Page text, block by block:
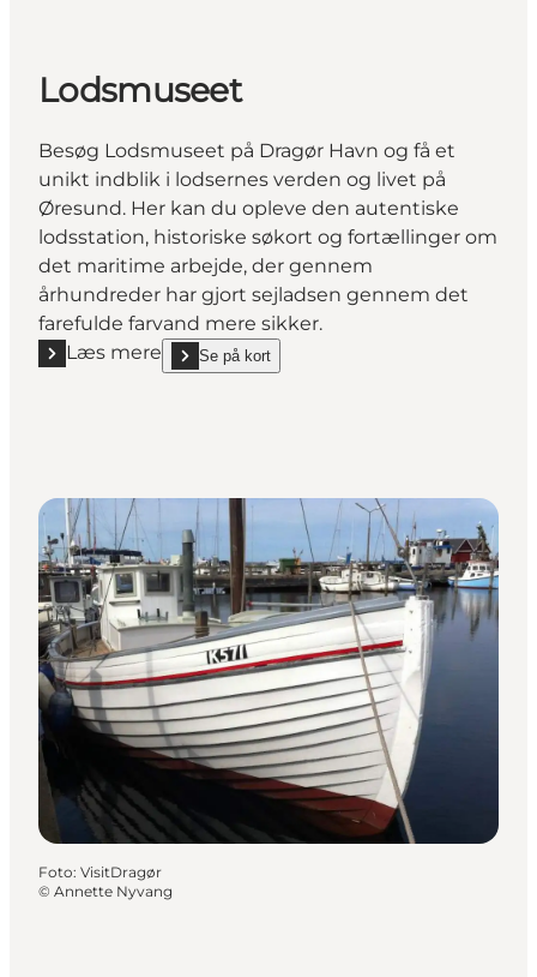
Lodsmuseet
Besøg Lodsmuseet på Dragør Havn og få et
unikt indblik i lodsernes verden og livet på
Øresund. Her kan du opleve den autentiske
lodsstation, historiske søkort og fortællinger om
det maritime arbejde, der gennem
århundreder har gjort sejladsen gennem det
farefulde farvand mere sikker.
Læs mere
Læs mere "Lodsmuseet"
Se på kort
show Lodsmuseet on_map
Foto: VisitDragør
© Annette Nyvang